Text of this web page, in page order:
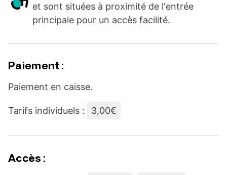
et sont situées à proximité de l'entrée
principale pour un accès facilité.
Paiement :
Paiement en caisse.
Tarifs individuels : 3,00€
Accès :